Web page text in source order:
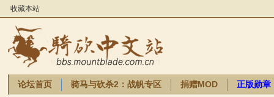
收藏本站
论坛首页 骑马与砍杀2：战帆专区 捐赠MOD 正版勋章